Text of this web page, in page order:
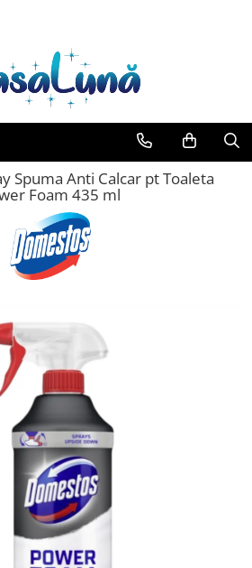
Cu
ml
ml
Spuma Anti Calcar pt Toaleta
Foam 435 ml